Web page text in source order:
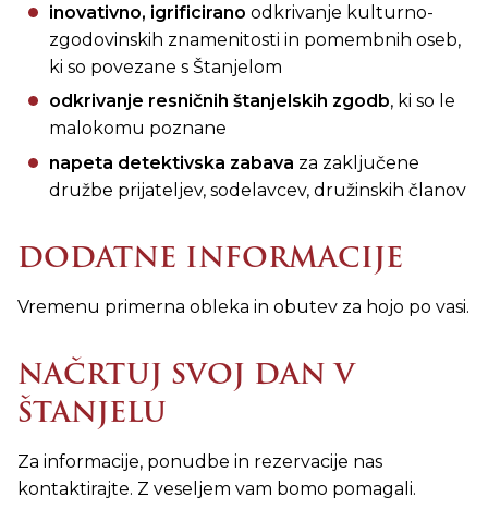
inovativno, igrificirano odkrivanje kulturno-
zgodovinskih znamenitosti in pomembnih oseb,
ki so povezane s Štanjelom
odkrivanje resničnih štanjelskih zgodb, ki so le
malokomu poznane
napeta detektivska zabava za zaključene
družbe prijateljev, sodelavcev, družinskih članov
DODATNE INFORMACIJE
Vremenu primerna obleka in obutev za hojo po vasi.
NAČRTUJ SVOJ DAN V
ŠTANJELU
Za informacije, ponudbe in rezervacije nas
kontaktirajte. Z veseljem vam bomo pomagali.